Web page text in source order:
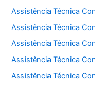
Assistência Técnica
Assistência Técnica
Assistência Técnica
Assistência Técnica
Assistência Técnica